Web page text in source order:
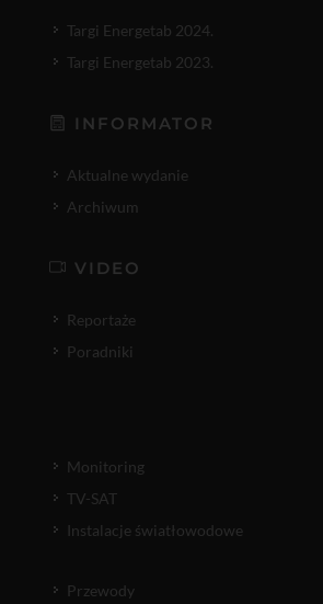
Targi Energetab 2024.
Targi Energetab 2023.
INFORMATOR
Aktualne wydanie
Archiwum
VIDEO
Reportaże
Poradniki
Monitoring
TV-SAT
Instalacje światłowodowe
Przewody